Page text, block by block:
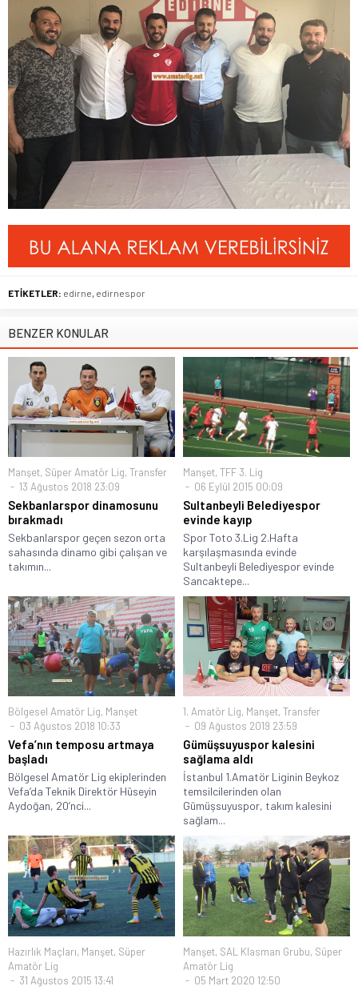
ETİKETLER: edirne edirnespor
BENZER KONULAR
Manşet, Süper Amatör Lig, Transfer
13 Ağustos 2018 23:09
Sekbanlarspor dinamosunu
bırakmadı
Sekbanlarspor geçen sezon orta
sahasında dinamo gibi çalışan ve
takımın...
Manşet, TFF 3. Lig
06 Eylül 2015 00:09
Sultanbeyli Belediyespor
evinde kayıp
Spor Toto 3.Lig 2.Hafta
karşılaşmasında evinde
Sultanbeyli Belediyespor evinde
Sancaktepe...
Bölgesel Amatör Lig, Manşet
03 Ağustos 2018 10:33
Vefa’nın temposu artmaya
başladı
Bölgesel Amatör Lig ekiplerinden
Vefa’da Teknik Direktör Hüseyin
Aydoğan, 20’nci...
1. Amatör Lig, Manşet, Transfer
09 Ağustos 2019 23:59
Gümüşsuyuspor kalesini
sağlama aldı
İstanbul 1.Amatör Liginin Beykoz
temsilcilerinden olan
Gümüşsuyuspor, takım kalesini
sağlam...
Hazırlık Maçları, Manşet, Süper
Amatör Lig
31 Ağustos 2015 13:41
Manşet, SAL Klasman Grubu, Süper
Amatör Lig
05 Mart 2020 12:50